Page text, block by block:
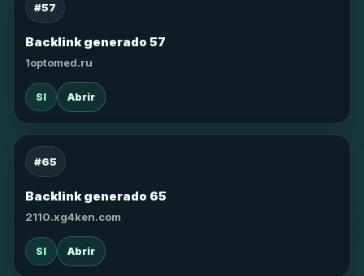
#57
Backlink generado 57
1optomed.ru
SI Abrir
#65
Backlink generado 65
2110.xg4ken.com
SI Abrir